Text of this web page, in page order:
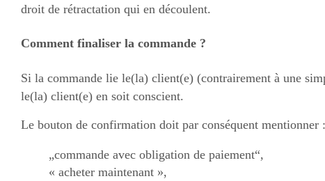
droit de rétractation qui en découlent.
Comment finaliser la commande ?
Si la commande lie le(la) client(e) (contrairement à une
le(la) client(e) en soit conscient.
Le bouton de confirmation doit par conséquent mentionner :
„commande avec obligation de paiement“,
« acheter maintenant »,